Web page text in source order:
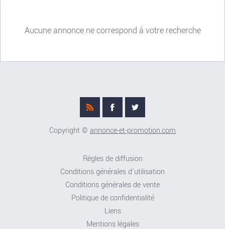
Aucune annonce ne correspond à votre recherche
Copyright © annonce-et-promotion.com
Règles de diffusion
Conditions générales d'utilisation
Conditions générales de vente
Politique de confidentialité
Liens
Mentions légales